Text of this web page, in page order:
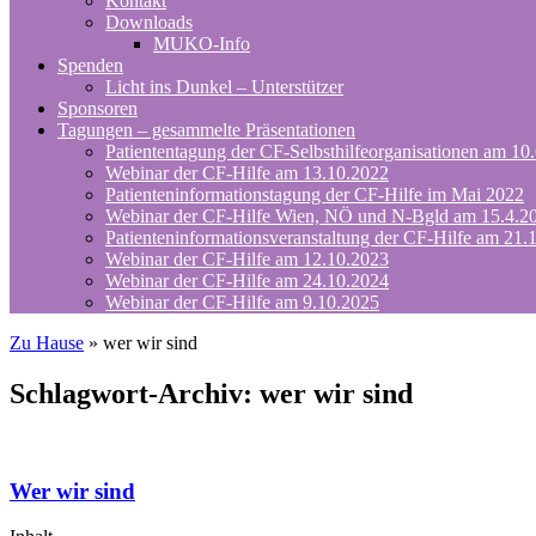
Downloads
MUKO-Info
Spenden
Licht ins Dunkel – Unterstützer
Sponsoren
Tagungen – gesammelte Präsentationen
Patiententagung der CF-Selbsthilfeorganisationen am
Webinar der CF-Hilfe am 13.10.2022
Patienteninformationstagung der CF-Hilfe im Mai 2022
Webinar der CF-Hilfe Wien, NÖ und N-Bgld am
Patienteninformationsveranstaltung der CF-Hilfe am
Webinar der CF-Hilfe am 12.10.2023
Webinar der CF-Hilfe am 24.10.2024
Webinar der CF-Hilfe am 9.10.2025
Zu Hause » wer wir sind
Schlagwort-Archiv: wer wir sind
Wer wir sind